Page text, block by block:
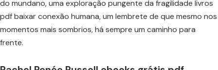
do mundano, uma exploração pungente da fragilidade livros
pdf baixar conexão humana, um lembrete de que mesmo nos
momentos mais sombrios, há sempre um caminho para
frente.